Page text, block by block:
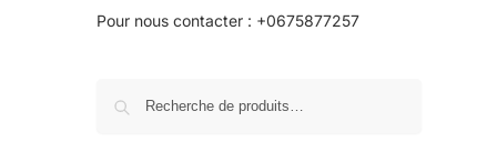
Pour nous contacter : +0675877257